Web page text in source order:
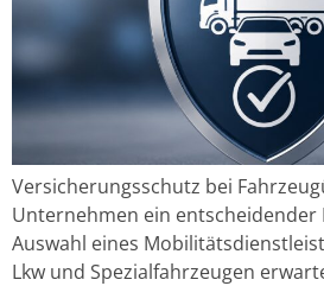
Versicherungsschutz bei
Unternehmen ein entscheidender
Auswahl eines
Lkw und Spezialfahrzeugen